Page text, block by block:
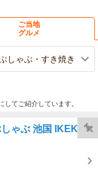
ご当地
グルメ
しゃぶ・すき焼き
てご紹介しています。
ゃぶ 池国 IKEKU